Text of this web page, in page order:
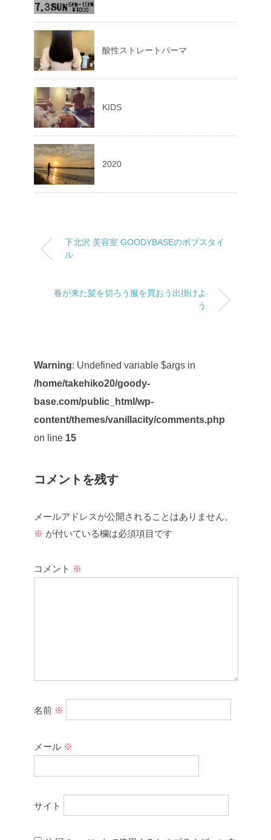
酸性ストレートパーマ
KIDS
2020
下北沢 美容室 GOODYBASEのボブスタイ
ル
春が来た髪を切ろう服を買おう出掛けよ
う
Warning: Undefined variable $args in
/home/takehiko20/goody-
base.com/public_html/wp-
content/themes/vanillacity/comments.php
on line 15
コメントを残す
メールアドレスが公開されることはありません。
※ が付いている欄は必須項目です
コメント ※
名前 ※
メール ※
サイト